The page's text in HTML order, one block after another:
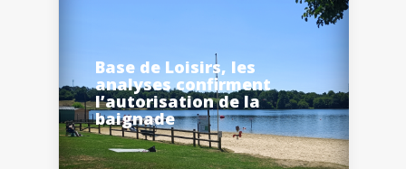
Base de Loisirs, les
analyses confirment
l’autorisation de la
baignade